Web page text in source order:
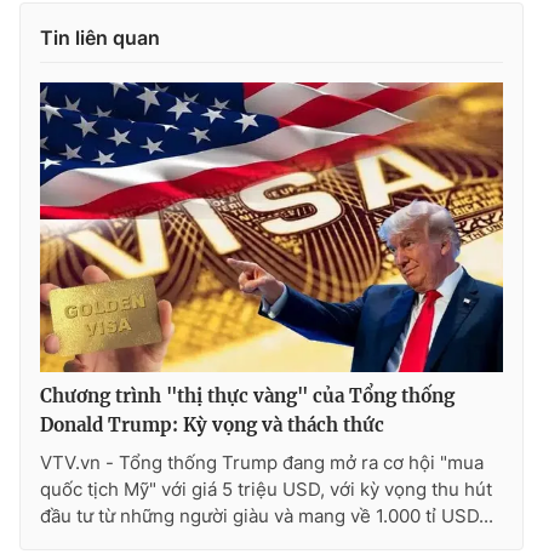
Tin liên quan
Chương trình "thị thực vàng" của Tổng thống
Donald Trump: Kỳ vọng và thách thức
VTV.vn - Tổng thống Trump đang mở ra cơ hội "mua
quốc tịch Mỹ" với giá 5 triệu USD, với kỳ vọng thu hút
đầu tư từ những người giàu và mang về 1.000 tỉ USD...